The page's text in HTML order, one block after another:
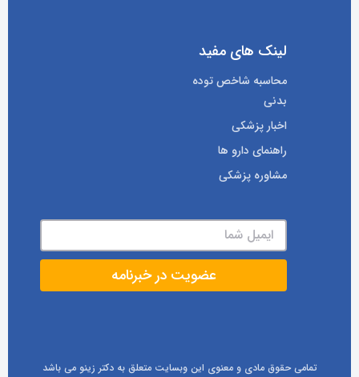
لینک های مفید
محاسبه شاخص توده
بدنی
اخبار پزشکی
راهنمای دارو ها
مشاوره پزشکی
تمامی حقوق مادی و معنوی این وبسایت متعلق به دکتر زینو می باشد